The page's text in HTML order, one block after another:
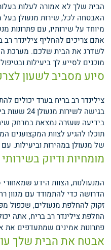
הבית שלך לא אמורה לעלות
האבטחה לכל, שירות מנעולן בעל
אתם צריכים להחליף צילינדר
לשדרג את הבית שלכם. מערכת
מוכנים לסייע לך ביעילות
סיוע מסביב לשעון
צילינדר רב בריח בערד יכולים
בגישה
תוכלו להגיע לצוות המקצוענים
של מנעולן במהירות וביעילות.
מומחיות ודיוק
עם
המנעולנות, הצוות הידע
הדרושה כדי להתמודד עם
זקוק להחלפת מנעולים, שכפול
החלפת צילינדר רב בריח, אתה
פתרונות אמינים שמתעדפים את
אבטח את הבית שלך